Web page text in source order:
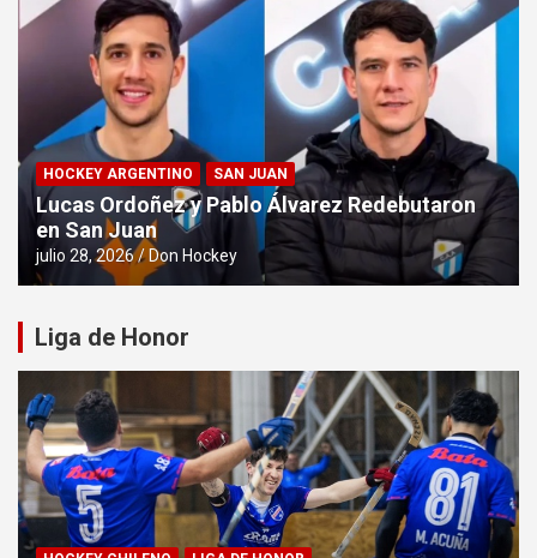
HOCKEY ARGENTINO SAN JUAN
Lucas Ordoñez y Pablo Álvarez Redebutaron
en San Juan
julio 28, 2026 Don Hockey
Liga de Honor